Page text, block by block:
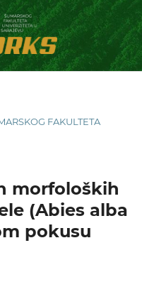
FAKULTETA
morfoloških
(Abies alba
pokusu